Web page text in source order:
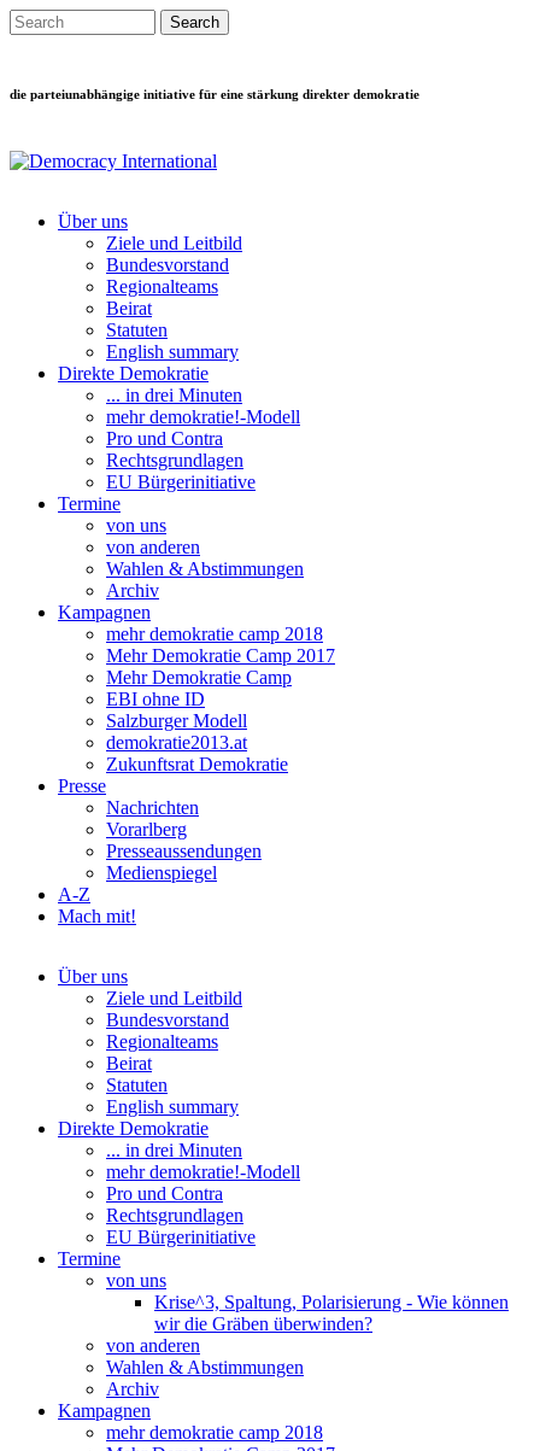
Direkt zum Inhalt
Search this site
die parteiunabhängige initiative für eine stärkung direkter demokratie
Main menu
Über uns
Ziele und Leitbild
Bundesvorstand
Regionalteams
Beirat
Statuten
English summary
Direkte Demokratie
... in drei Minuten
mehr demokratie!-Modell
Pro und Contra
Rechtsgrundlagen
EU Bürgerinitiative
Termine
von uns
von anderen
Wahlen & Abstimmungen
Archiv
Kampagnen
mehr demokratie camp 2018
Mehr Demokratie Camp 2017
Mehr Demokratie Camp
EBI ohne ID
Salzburger Modell
demokratie2013.at
Zukunftsrat Demokratie
Presse
Nachrichten
Vorarlberg
Presseaussendungen
Medienspiegel
A-Z
Mach mit!
Über uns
Ziele und Leitbild
Bundesvorstand
Regionalteams
Beirat
Statuten
English summary
Direkte Demokratie
... in drei Minuten
mehr demokratie!-Modell
Pro und Contra
Rechtsgrundlagen
EU Bürgerinitiative
Termine
von uns
Krise^3, Spaltung, Polarisierung - Wie können
wir die Gräben überwinden?
von anderen
Wahlen & Abstimmungen
Archiv
Kampagnen
mehr demokratie camp 2018